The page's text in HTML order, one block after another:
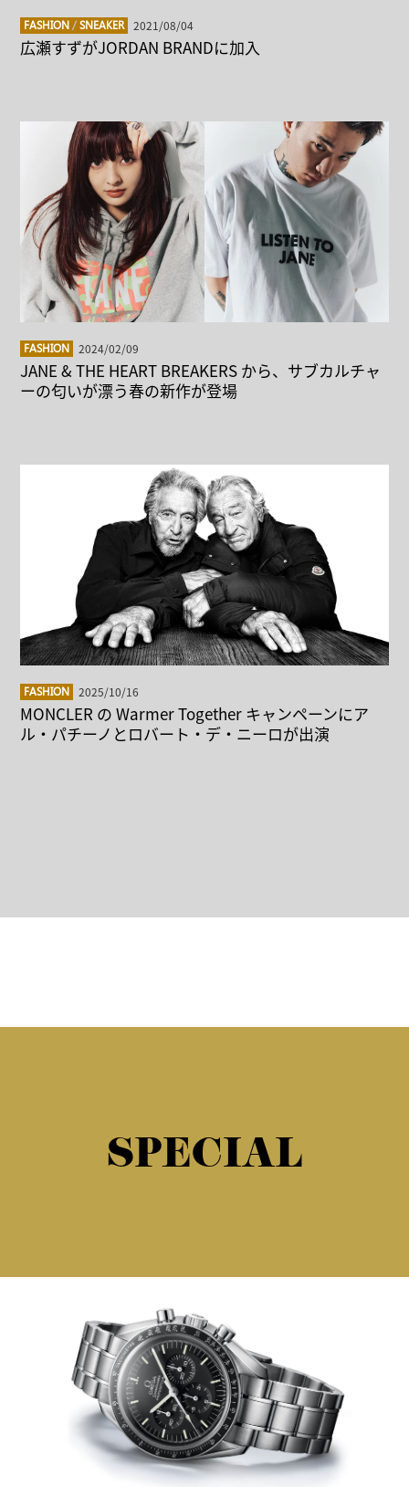
FASHION /SNEAKER 2021/08/04
広瀬すずがJORDAN BRANDに加入
FASHION 2024/02/09
JANE & THE HEART BREAKERS から、サブカルチャ
ーの匂いが漂う春の新作が登場
FASHION 2025/10/16
MONCLER の Warmer Together キャンペーンにア
ル・パチーノとロバート・デ・ニーロが出演
SPECIAL